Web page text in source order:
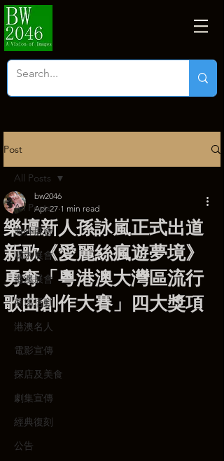
Post
All Posts
海外展會
國內展會
港澳展會
商塲活動
港澳名人
電影宣傳
探店及美食
劇集宣傳
經典復刻
公告
All Posts
樂壇新人孫詠嵐正式出道
新歌《愛麗絲瘋遊夢境》
勇奪「粵港澳大灣區流行
歌曲創作大賽」四大獎項
bw2046
Apr 27 1 min read